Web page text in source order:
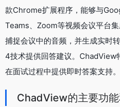
款Chrome扩展程序，能够与
Teams、Zoom等视频会议平台
捕捉会议中的音频，并生成实时
4技术提供回答建议。ChadView
在面试过程中提供即时答案支持。
ChadView的主要功